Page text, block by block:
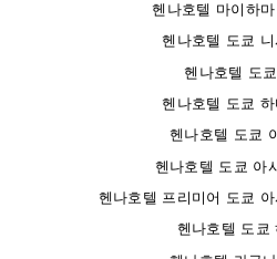
헨나호텔 마이하
헨나호텔 도쿄 니
헨나호텔 도
헨나호텔 도쿄
헨나호텔 도쿄
헨나호텔 도쿄 아
헨나호텔 프리미어 도쿄
헨나호텔 도쿄